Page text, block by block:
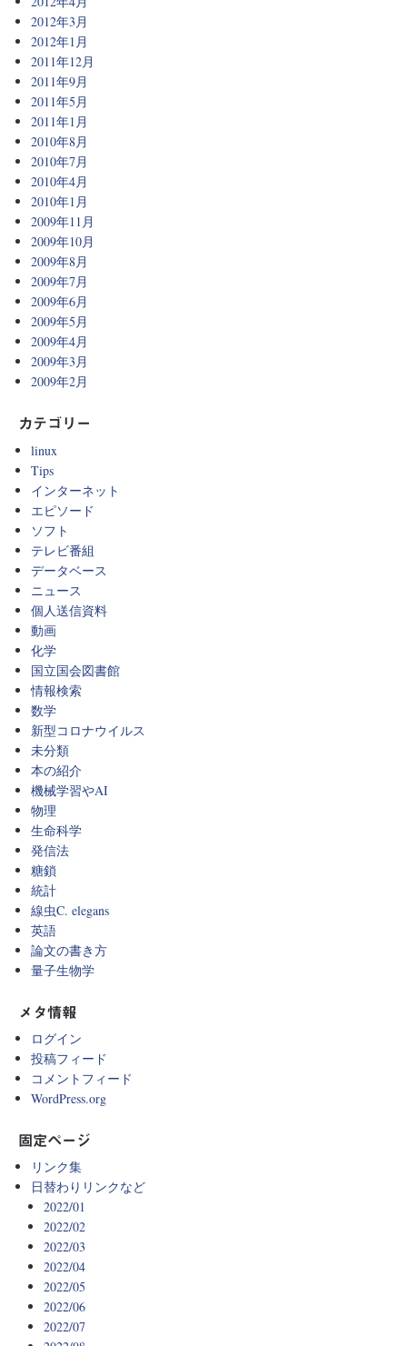
2012年3月
2012年1月
2011年12月
2011年9月
2011年5月
2011年1月
2010年8月
2010年7月
2010年4月
2010年1月
2009年11月
2009年10月
2009年8月
2009年7月
2009年6月
2009年5月
2009年4月
2009年3月
2009年2月
カテゴリー
linux
Tips
インターネット
エピソード
ソフト
テレビ番組
データベース
ニュース
個人送信資料
動画
化学
国立国会図書館
情報検索
数学
新型コロナウイルス
未分類
本の紹介
機械学習やAI
物理
生命科学
発信法
糖鎖
統計
線虫C. elegans
英語
論文の書き方
量子生物学
メタ情報
ログイン
投稿フィード
コメントフィード
WordPress.org
固定ページ
リンク集
日替わりリンクなど
2022/01
2022/02
2022/03
2022/04
2022/05
2022/06
2022/07